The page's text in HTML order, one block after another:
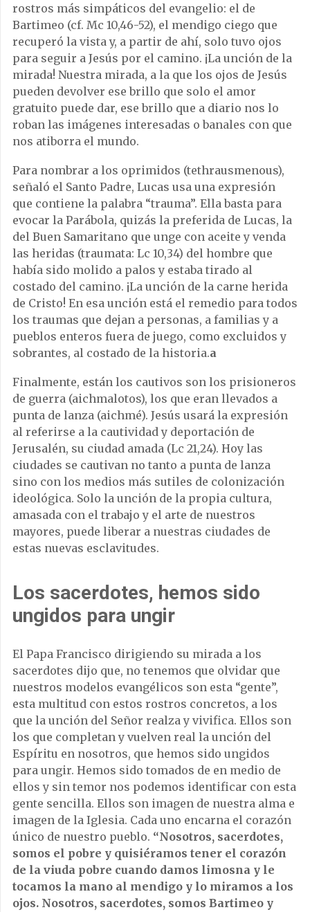
rostros más simpáticos del evangelio: el de
Bartimeo (cf. Mc 10,46-52), el mendigo ciego que
recuperó la vista y, a partir de ahí, solo tuvo ojos
para seguir a Jesús por el camino. ¡La unción de la
mirada! Nuestra mirada, a la que los ojos de Jesús
pueden devolver ese brillo que solo el amor
gratuito puede dar, ese brillo que a diario nos lo
roban las imágenes interesadas o banales con que
nos atiborra el mundo.
Para nombrar a los oprimidos (tethrausmenous),
señaló el Santo Padre, Lucas usa una expresión
que contiene la palabra “trauma”. Ella basta para
evocar la Parábola, quizás la preferida de Lucas, la
del Buen Samaritano que unge con aceite y venda
las heridas (traumata: Lc 10,34) del hombre que
había sido molido a palos y estaba tirado al
costado del camino. ¡La unción de la carne herida
de Cristo! En esa unción está el remedio para todos
los traumas que dejan a personas, a familias y a
pueblos enteros fuera de juego, como excluidos y
sobrantes, al costado de la historia.a
Finalmente, están los cautivos son los prisioneros
de guerra (aichmalotos), los que eran llevados a
punta de lanza (aichmé). Jesús usará la expresión
al referirse a la cautividad y deportación de
Jerusalén, su ciudad amada (Lc 21,24). Hoy las
ciudades se cautivan no tanto a punta de lanza
sino con los medios más sutiles de colonización
ideológica. Solo la unción de la propia cultura,
amasada con el trabajo y el arte de nuestros
mayores, puede liberar a nuestras ciudades de
estas nuevas esclavitudes.
Los sacerdotes, hemos sido
ungidos para ungir
El Papa Francisco dirigiendo su mirada a los
sacerdotes dijo que, no tenemos que olvidar que
nuestros modelos evangélicos son esta “gente”,
esta multitud con estos rostros concretos, a los
que la unción del Señor realza y vivifica. Ellos son
los que completan y vuelven real la unción del
Espíritu en nosotros, que hemos sido ungidos
para ungir. Hemos sido tomados de en medio de
ellos y sin temor nos podemos identificar con esta
gente sencilla. Ellos son imagen de nuestra alma e
imagen de la Iglesia. Cada uno encarna el corazón
único de nuestro pueblo. “Nosotros, sacerdotes,
somos el pobre y quisiéramos tener el corazón
de la viuda pobre cuando damos limosna y le
tocamos la mano al mendigo y lo miramos a los
ojos. Nosotros, sacerdotes, somos Bartimeo y